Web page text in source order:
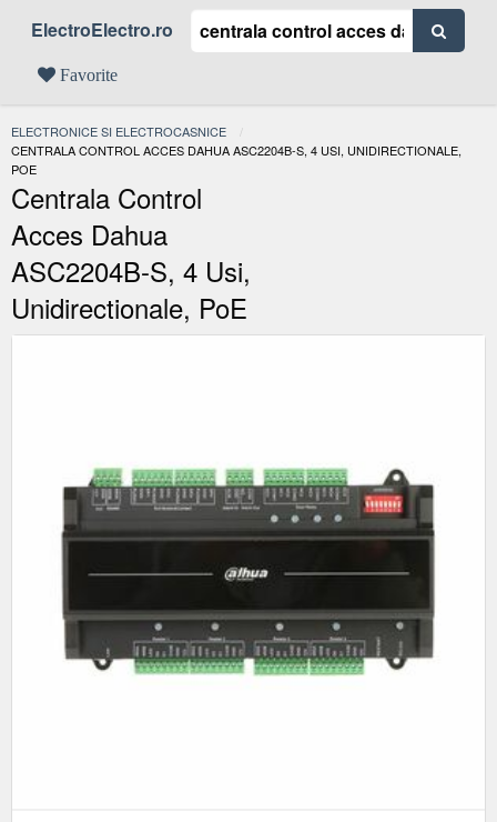
ElectroElectro.ro
Favorite
ELECTRONICE SI ELECTROCASNICE
ACTUAL:
CENTRALA CONTROL ACCES DAHUA ASC2204B-S, 4 USI, UNIDIRECTIONALE,
POE
Centrala Control
Acces Dahua
ASC2204B-S, 4 Usi,
Unidirectionale, PoE